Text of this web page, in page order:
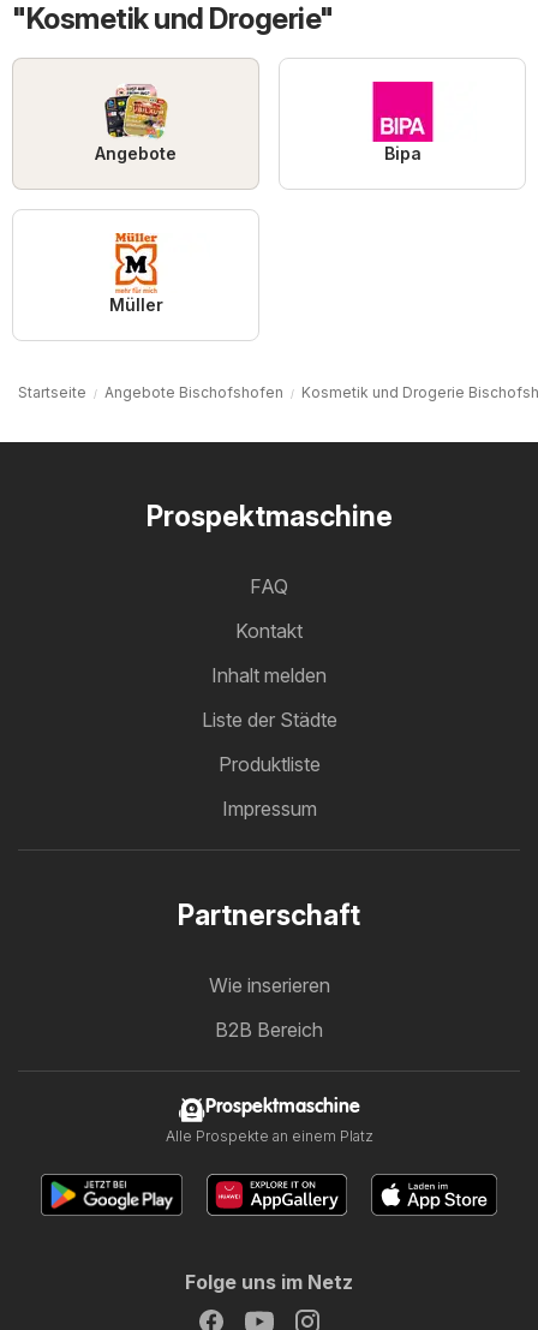
"Kosmetik und Drogerie"
Angebote Bipa
Müller
Startseite Angebote Bischofshofen Kosmetik und Drogerie
Prospektmaschine
FAQ
Kontakt
Inhalt melden
Liste der Städte
Produktliste
Impressum
Partnerschaft
Wie inserieren
B2B Bereich
Prospektmaschine
Alle Prospekte an einem Platz
Folge uns im Netz